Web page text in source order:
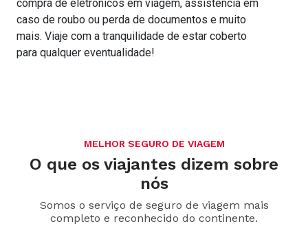
compra de eletrônicos em viagem, assistência em
caso de roubo ou perda de documentos e muito
mais. Viaje com a tranquilidade de estar coberto
para qualquer eventualidade!
MELHOR SEGURO DE VIAGEM
O que os viajantes dizem sobre
nós
Somos o serviço de seguro de viagem mais
completo e reconhecido do continente.